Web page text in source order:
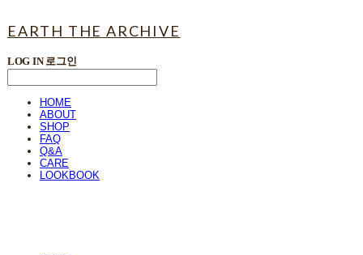
EARTH THE ARCHIVE
LOG IN 로그인
HOME
ABOUT
SHOP
FAQ
Q&A
CARE
LOOKBOOK